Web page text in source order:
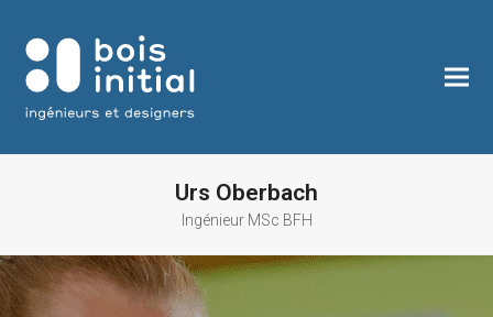
Urs Oberbach
Ingénieur MSc BFH